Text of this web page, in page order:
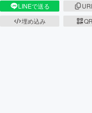
LINEで送る
埋め込み